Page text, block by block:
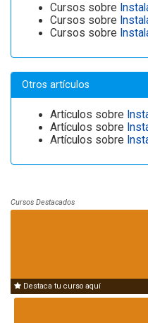
Cursos sobre
Cursos sobre
Cursos sobre
Otros artículos
Artículos sobre
Artículos sobre
Artículos sobre
Cursos Destacados
Destaca tu curso aquí